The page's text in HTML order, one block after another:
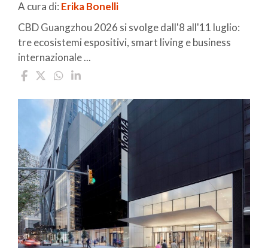
A cura di: Erika Bonelli
CBD Guangzhou 2026 si svolge dall'8 all'11 luglio:
tre ecosistemi espositivi, smart living e business
internazionale ...